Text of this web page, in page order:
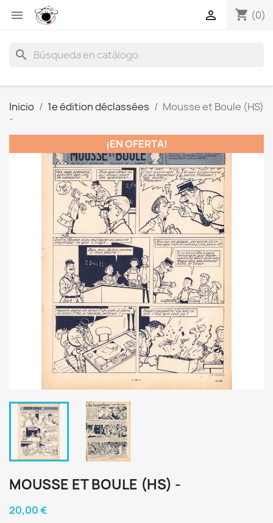
 shopping_cart (0)

search
Inicio 1e édition déclassées
Mousse et Boule (HS)
-
¡EN OFERTA!
MOUSSE ET BOULE (HS) -
20,00 €